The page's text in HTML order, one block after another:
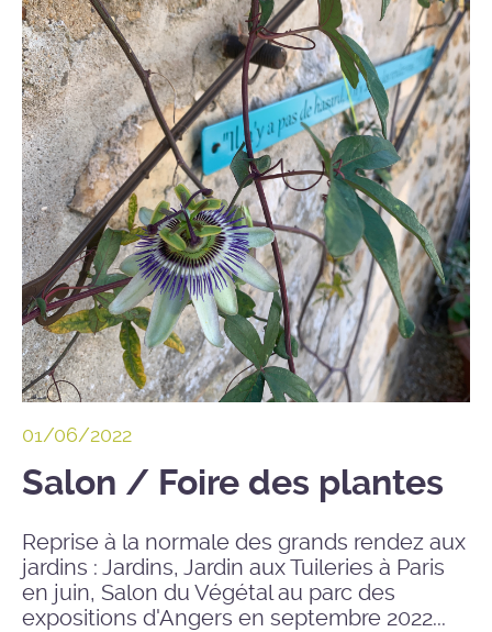
01/06/2022
Salon / Foire des plantes
Reprise à la normale des grands rendez aux
jardins : Jardins, Jardin aux Tuileries à Paris
en juin, Salon du Végétal au parc des
expositions d'Angers en septembre 2022...